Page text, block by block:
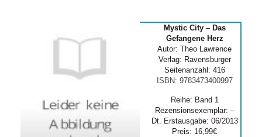
Mystic City – Das
Gefangene Herz
Autor: Theo Lawrence
Verlag: Ravensburger
Seitenanzahl: 416
ISBN: 9783473400997
Reihe: Band 1
Rezensionsexemplar: –
Dt. Erstausgabe: 06/2013
Preis: 16,99€